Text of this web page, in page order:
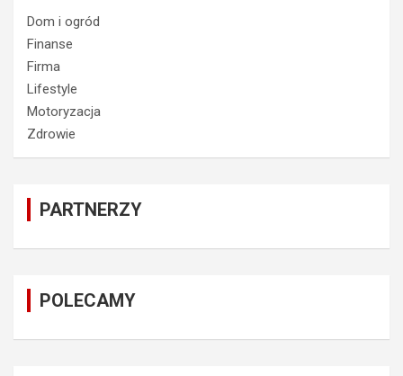
Dom i ogród
Finanse
Firma
Lifestyle
Motoryzacja
Zdrowie
PARTNERZY
POLECAMY